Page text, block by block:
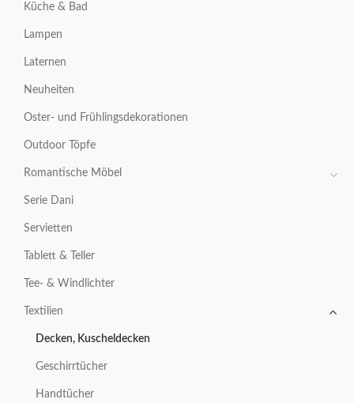
Küche & Bad
Lampen
Laternen
Neuheiten
Oster- und Frühlingsdekorationen
Outdoor Töpfe
Romantische Möbel
Serie Dani
Servietten
Tablett & Teller
Tee- & Windlichter
Textilien
Decken, Kuscheldecken
Geschirrtücher
Handtücher